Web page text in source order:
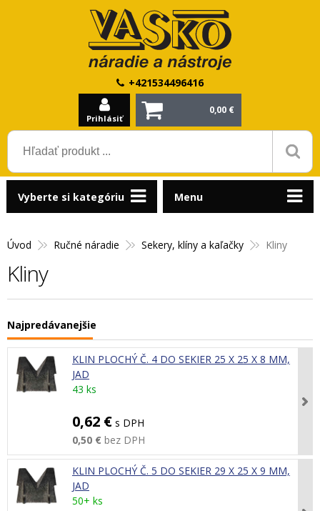
+421534496416
Prihlásiť
0,00 €
Úvod Ručné náradie Sekery, klíny a kaľačky Kliny
Kliny
Najpredávanejšie
KLIN PLOCHÝ Č. 4 DO SEKIER 25 X 25 X 8 MM,
JAD
43 ks
0,62 € s DPH
0,50 € bez DPH
KLIN PLOCHÝ Č. 5 DO SEKIER 29 X 25 X 9 MM,
JAD
50+ ks
Vyberte si kategóriu Menu